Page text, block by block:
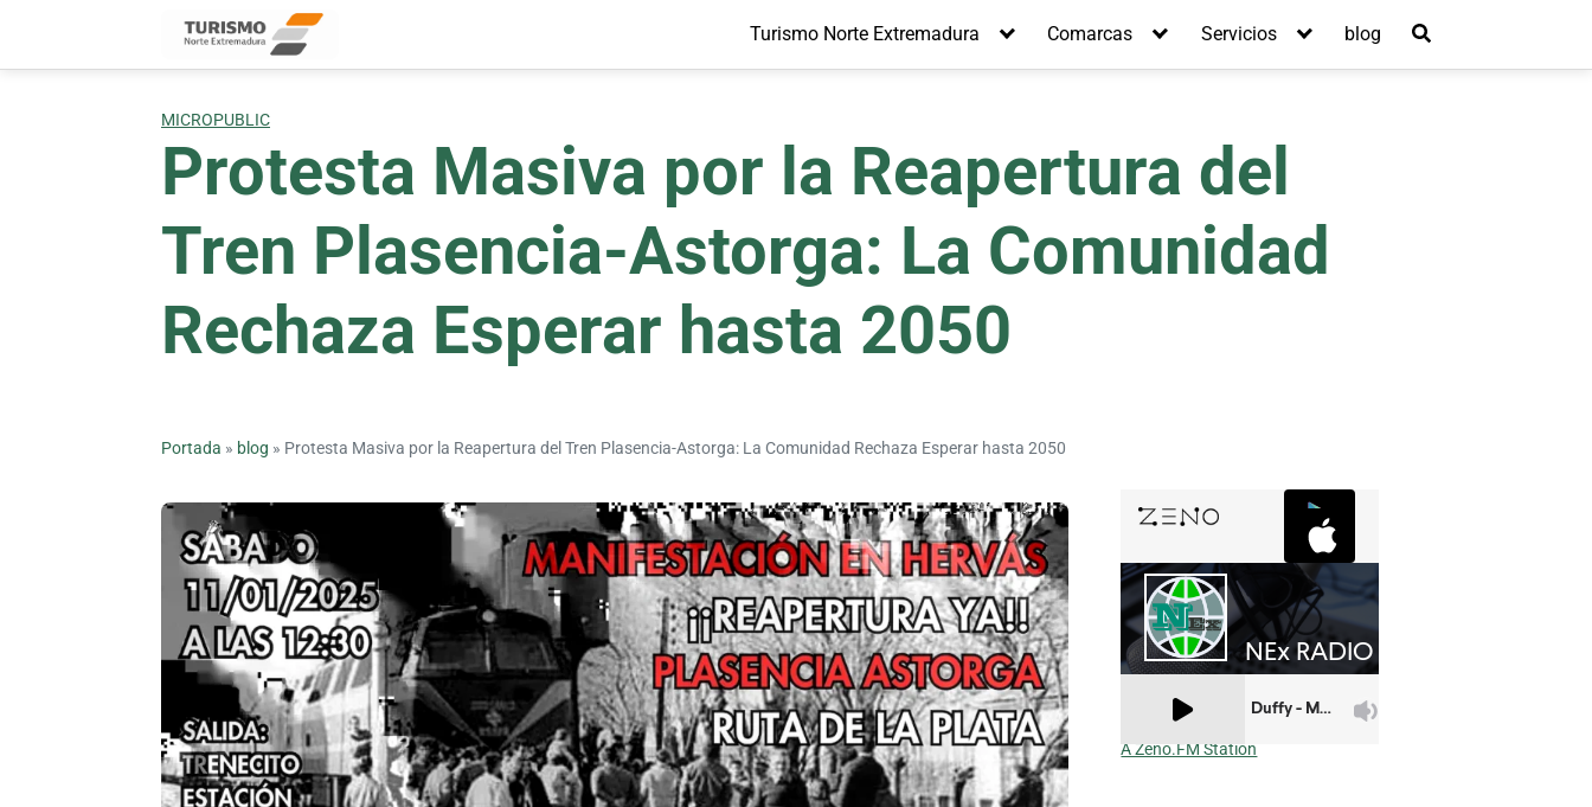
content
Turismo Norte Extremadura Comarcas Servicios blog
MICROPUBLIC
Protesta Masiva por la Reapertura del
Tren Plasencia-Astorga: La Comunidad
Rechaza Esperar hasta 2050
Portada » blog » Protesta Masiva por la Reapertura del Tren Plasencia-Astorga: La Comunidad Rechaza Esperar hasta 2050
A Zeno.FM Station